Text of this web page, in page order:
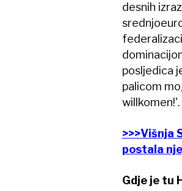
desnih
posljedica
palicom
willkomen!'.
>>>Višnja
postala
Gdje je tu